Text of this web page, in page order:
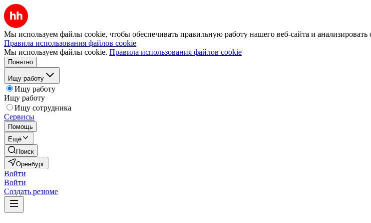
Мы используем файлы cookie, чтобы обеспечивать правильную работу нашего веб-сайта и анализировать
Правила использования файлов cookie
Мы используем файлы cookie. Правила использования файлов cookie
Понятно
Ищу работу
Ищу работу
Ищу работу
Ищу сотрудника
Сервисы
Помощь
Ещё
Поиск
Оренбург
Войти
Войти
Создать резюме